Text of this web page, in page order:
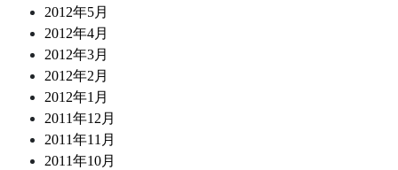
2012年5月
2012年4月
2012年3月
2012年2月
2012年1月
2011年12月
2011年11月
2011年10月